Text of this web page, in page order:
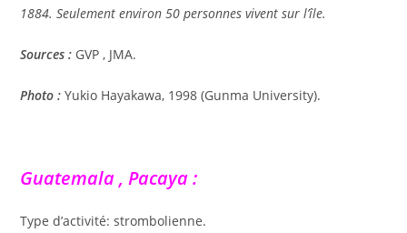
1884. Seulement environ 50 personnes vivent sur l’île.
Sources : GVP , JMA.
Photo : Yukio Hayakawa, 1998 (Gunma University).
Guatemala , Pacaya :
Type d’activité: strombolienne.